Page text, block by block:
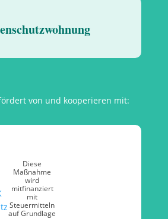
von und kooperieren mit:
Diese
Maßnahme
wird
mitfinanziert
mit
Steuermitteln
auf Grundlage